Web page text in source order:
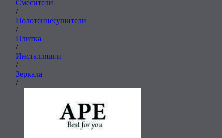
Смесители
/
Полотенцесушители
/
Плитка
/
Инсталляции
/
Зеркала
/